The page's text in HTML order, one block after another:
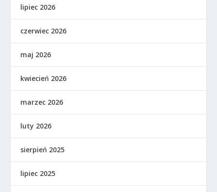
lipiec 2026
czerwiec 2026
maj 2026
kwiecień 2026
marzec 2026
luty 2026
sierpień 2025
lipiec 2025